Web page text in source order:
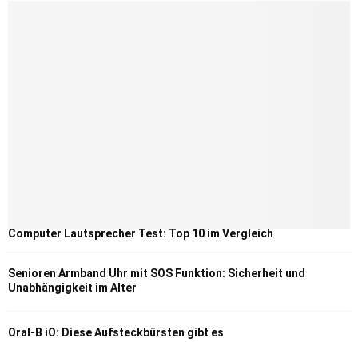
Computer Lautsprecher Test: Top 10 im Vergleich
Senioren Armband Uhr mit SOS Funktion: Sicherheit und
Unabhängigkeit im Alter
Oral-B iO: Diese Aufsteckbürsten gibt es